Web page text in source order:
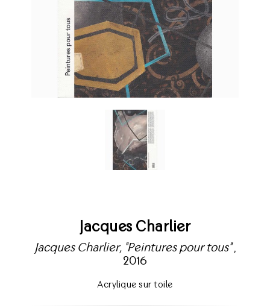
Jacques Charlier
Jacques Charlier, "Peintures pour tous",
2016
Acrylique sur toile